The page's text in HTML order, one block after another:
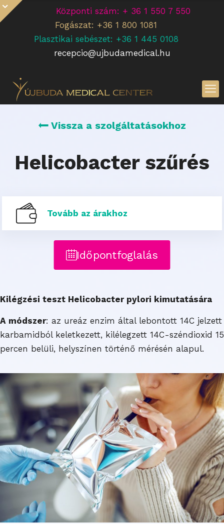
Központi szám: + 36 1 550 7 550
Fogászat: +36 1 800 1081
Plasztikai sebészet: +36 1 445 0108
recepcio@ujbudamedical.hu
Vissza a szolgáltatásokhoz
Helicobacter szűrés
Tovább az árakhoz
Időpontfoglalás
Kilégzési teszt Helicobacter pylori kimutatására
A módszer: az ureáz enzim által lebontott 14C jelzett
karbamidból keletkezett, kilélegzett 14C-széndioxid 15
percen belüli, helyszínen történő mérésén alapul.